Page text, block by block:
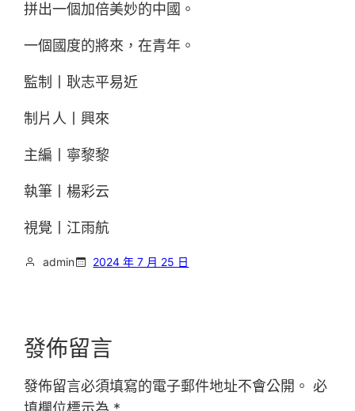
拼出一個加倍美妙的中國。
一個國度的將來，在青年。
監制丨耿志平易近
制片人丨興來
主編丨寧黎黎
執筆丨楊彩云
視覺丨江雨航
admin 2024 年 7 月 25 日
發佈留言
發佈留言必須填寫的電子郵件地址不會公開。 必